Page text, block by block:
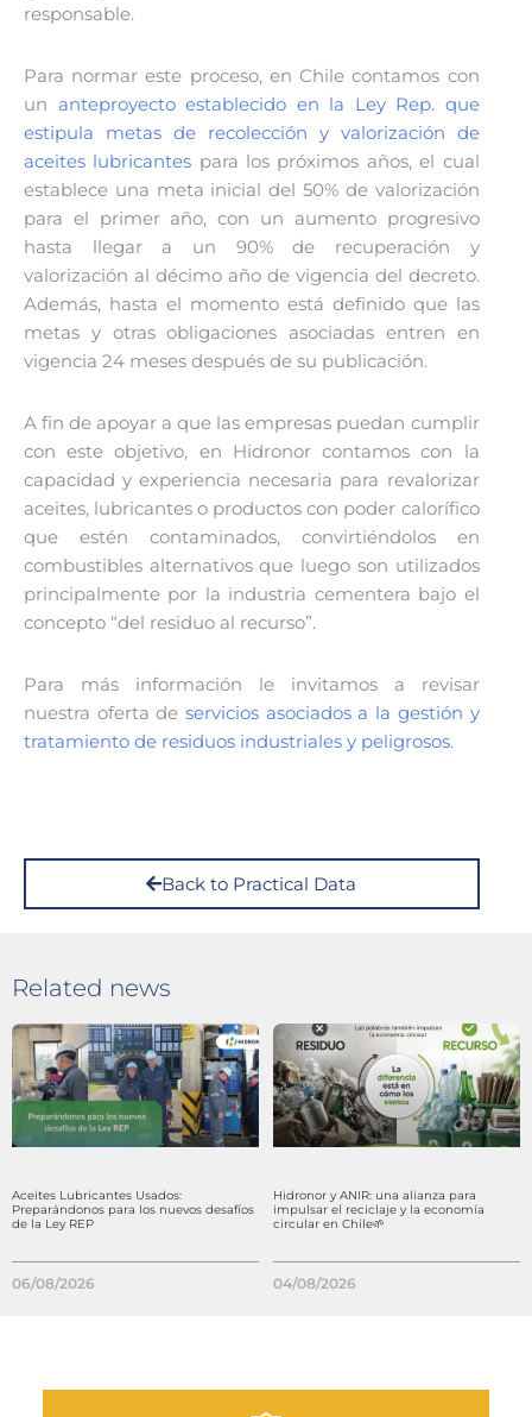
responsable.
Para normar este proceso, en Chile contamos con
un anteproyecto establecido en la Ley Rep. que
estipula metas de recolección y valorización de
aceites lubricantes para los próximos años, el cual
establece una meta inicial del 50% de valorización
para el primer año, con un aumento progresivo
hasta llegar a un 90% de recuperación y
valorización al décimo año de vigencia del decreto.
Además, hasta el momento está definido que las
metas y otras obligaciones asociadas entren en
vigencia 24 meses después de su publicación.
A fin de apoyar a que las empresas puedan cumplir
con este objetivo, en Hidronor contamos con la
capacidad y experiencia necesaria para revalorizar
aceites, lubricantes o productos con poder calorífico
que estén contaminados, convirtiéndolos en
combustibles alternativos que luego son utilizados
principalmente por la industria cementera bajo el
concepto “del residuo al recurso”.
Para más información le invitamos a revisar
nuestra oferta deservicios asociados a la gestión y
tratamiento de residuos industriales y peligrosos.
Back to Practical Data
Related news
Aceites Lubricantes Usados:
Preparándonos para los nuevos desafíos
de la Ley REP
06/08/2026
Hidronor y ANIR: una alianza para
impulsar el reciclaje y la economía
circular en Chile🌱
04/08/2026